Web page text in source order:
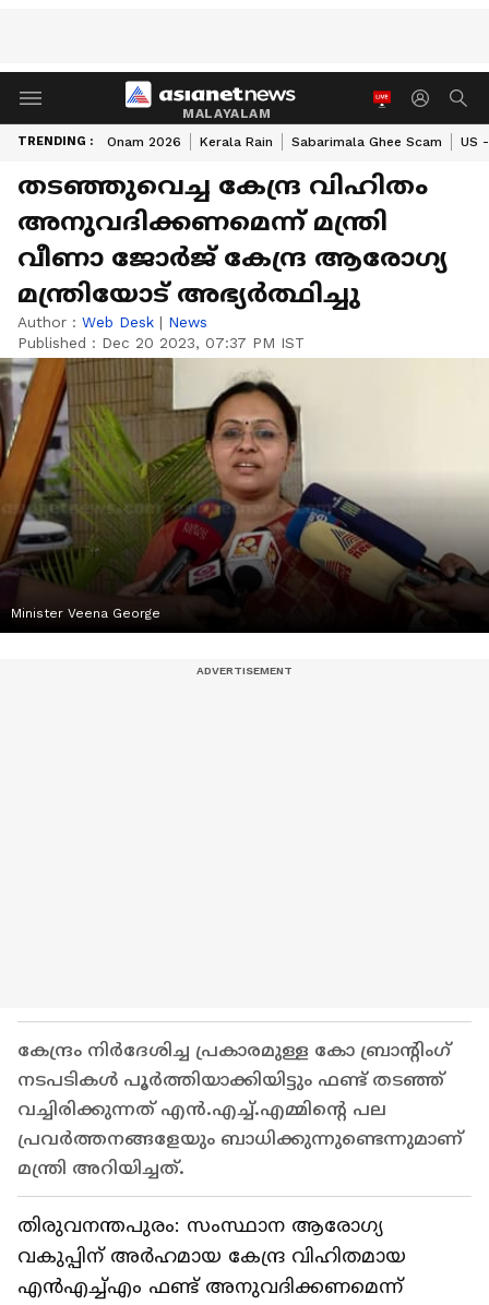
MALAYALAM
TRENDING : Onam 2026 Kerala Rain Sabarimala Ghee Scam US
തടഞ്ഞുവെച്ച കേന്ദ്ര വിഹിതം
അനുവദിക്കണമെന്ന് മന്ത്രി
വീണാ ജോർജ് കേന്ദ്ര ആരോഗ്യ
മന്ത്രിയോട് അഭ്യർത്ഥിച്ചു
Author : Web Desk | News
Published : Dec 20 2023, 07:37 PM IST
Minister Veena George
കേന്ദ്രം നിര്‍ദേശിച്ച പ്രകാരമുള്ള കോ ബ്രാന്റിംഗ്
നടപടികള്‍ പൂര്‍ത്തിയാക്കിയിട്ടും ഫണ്ട് തടഞ്ഞ്
വച്ചിരിക്കുന്നത് എന്‍.എച്ച്.എമ്മിന്റെ പല
പ്രവര്‍ത്തനങ്ങളേയും ബാധിക്കുന്നുണ്ടെന്നുമാണ്
മന്ത്രി അറിയിച്ചത്.
തിരുവനന്തപുരം: സംസ്ഥാന ആരോഗ്യ
വകുപ്പിന് അര്‍ഹമായ കേന്ദ്ര വിഹിതമായ
എന്‍എച്ച്എം ഫണ്ട് അനുവദിക്കണമെന്ന്